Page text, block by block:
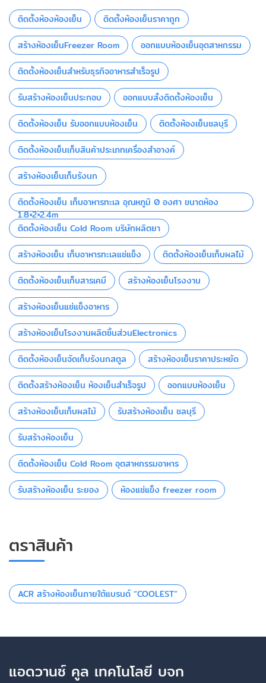
ติดตั้งห้องห้องเย็น
ติดตั้งห้องเย็นราคาถูก
สร้างห้องเย็นFreezer Room
ออกแบบห้องเย็นอุตสาหกรรม
ติดตั้งห้องเย็นสำหรับธุรกิจอาหารสำเร็จรูป
รับสร้างห้องเย็นประกอบ
ออกแบบสั่งติดตั้งห้องเย็น
ติดตั้งห้องเย็น รับออกแบบห้องเย็น
ติดตั้งห้องเย็นชลบุรี
ติดตั้งห้องเย็นเก็บสินค้าประเภทเครื่องสำอางค์
สร้างห้องเย็นเก็บรังนก
ติดตั้งห้องเย็น เก็บอาหารทะเล อุณหภูมิ 0 องศา ขนาดห้อง
1.8×2×2.4m
ติดตั้งห้องเย็น Cold Room บริษัทผลิตยา
สร้างห้องเย็น เก็บอาหารทะเลแช่แข็ง
ติดตั้งห้องเย็นเก็บผลไม้
ติดตั้งห้องเย็นเก็บสารเคมี
สร้างห้องเย็นโรงงาน
สร้างห้องเย็นแช่แข็งอาหาร
สร้างห้องเย็นโรงงานผลิตชิ้นส่วนElectronics
ติดตั้งห้องเย็นจัดเก็บรังนกสตูล
สร้างห้องเย็นราคาประหยัด
ติดตั้งสร้างห้องเย็น ห้องเย็นสำเร็จรูป
ออกแบบห้องเย็น
สร้างห้องเย็นเก็บผลไม้
รับสร้างห้องเย็น ชลบุรี
รับสร้างห้องเย็น
ติดตั้งห้องเย็น Cold Room อุตสาหกรรมอาหาร
รับสร้างห้องเย็น ระยอง
ห้องแช่แข็ง freezer room
ตราสินค้า
ACR สร้างห้องเย็นภายใต้แบรนด์ “COOLEST”
แอดวานซ์ คูล เทคโนโลยี บจก